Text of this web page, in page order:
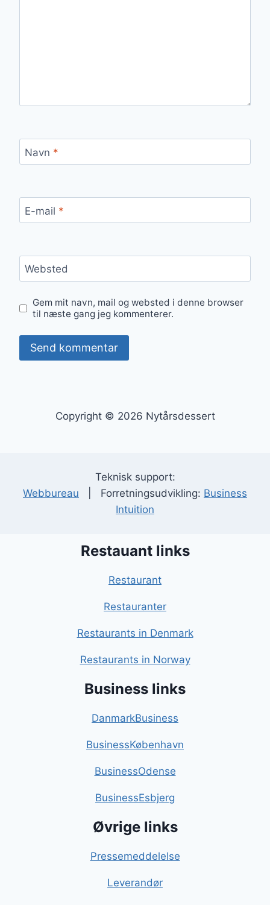
Navn *
E-mail *
Websted
Gem mit navn, mail og websted i denne browser
til næste gang jeg kommenterer.
Copyright © 2026 Nytårsdessert
Teknisk support:
Webbureau | Forretningsudvikling: Business
Intuition
Restauant links
Restaurant
Restauranter
Restaurants in Denmark
Restaurants in Norway
Business links
DanmarkBusiness
BusinessKøbenhavn
BusinessOdense
BusinessEsbjerg
Øvrige links
Pressemeddelelse
Leverandør